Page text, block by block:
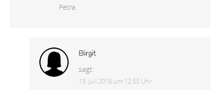
Petra
Birgit
sagt:
13. Juli 2016 um 12:55 Uhr